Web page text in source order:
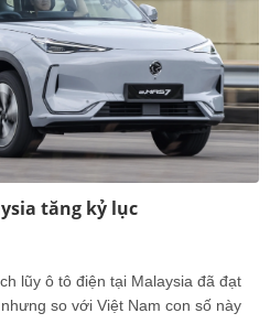
tăng kỷ lục
lũy ô tô điện tại Malaysia đã đạt
so với Việt Nam con số này